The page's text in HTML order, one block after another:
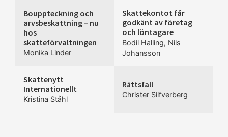
Bouppteckning och
arvsbeskattning – nu
hos
skatteförvaltningen
Monika Linder
Skattekontot får
godkänt av företag
och löntagare
Bodil Halling, Nils
Johansson
Skattenytt
Internationellt
Kristina Ståhl
Rättsfall
Christer Silfverberg